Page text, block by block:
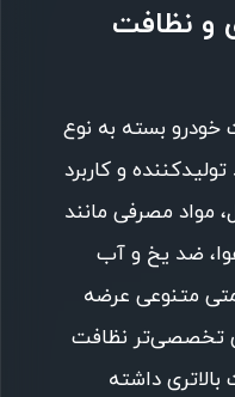
و نظافت
خودرو بسته به نوع
و کاربرد
مواد مصرفی مانند
ضد یخ و آب
متنوعی عرضه
تخصصی‌تر نظافت
داشته